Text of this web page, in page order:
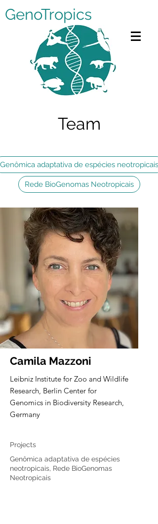
GenoTropics
Team
Genômica adaptativa de espécies neotropicais
Rede BioGenomas Neotropicais
Camila Mazzoni
Leibniz Institute for Zoo and Wildlife
Research, Berlin Center for
Genomics in Biodiversity Research,
Germany
Projects
Genômica adaptativa de espécies
neotropicais, Rede BioGenomas
Neotropicais